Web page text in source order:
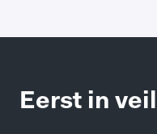
Eerst in